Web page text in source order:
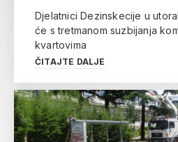
Djelatnici Dezinskecije u
će s tretmanom suzbijanja
kvartovima
ČITAJTE DALJE